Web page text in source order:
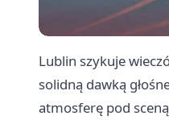
Lublin szykuje
solidną dawką
atmosferę pod